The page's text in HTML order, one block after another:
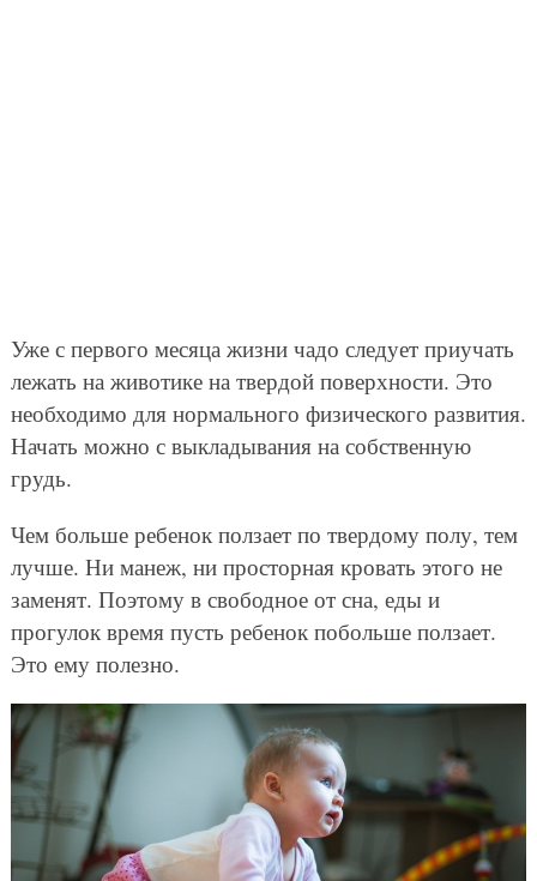
Уже с первого месяца жизни чадо следует приучать
лежать на животике на твердой поверхности. Это
необходимо для нормального физического развития.
Начать можно с выкладывания на собственную
грудь.
Чем больше ребенок ползает по твердому полу, тем
лучше. Ни манеж, ни просторная кровать этого не
заменят. Поэтому в свободное от сна, еды и
прогулок время пусть ребенок побольше ползает.
Это ему полезно.